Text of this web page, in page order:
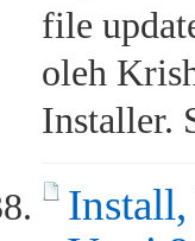
file
oleh
Installer.